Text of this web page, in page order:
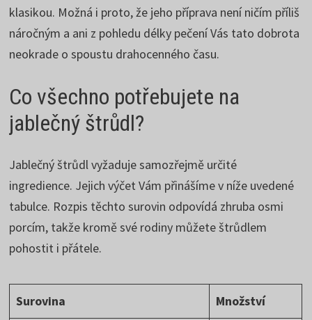
klasikou. Možná i proto, že jeho příprava není ničím příliš
náročným a ani z pohledu délky pečení Vás tato dobrota
neokrade o spoustu drahocenného času.
Co všechno potřebujete na
jablečný štrůdl?
Jablečný štrůdl vyžaduje samozřejmě určité
ingredience. Jejich výčet Vám přinášíme v níže uvedené
tabulce. Rozpis těchto surovin odpovídá zhruba osmi
porcím, takže kromě své rodiny můžete štrůdlem
pohostit i přátele.
Surovina Množství